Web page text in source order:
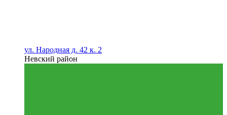
ул. Народная д. 42 к. 2
Невский район